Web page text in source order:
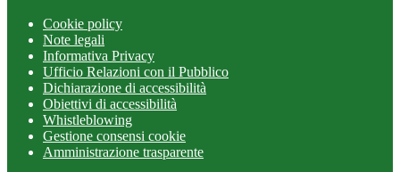
Cookie policy
Note legali
Informativa Privacy
Ufficio Relazioni con il Pubblico
Dichiarazione di accessibilità
Obiettivi di accessibilità
Whistleblowing
Gestione consensi cookie
Amministrazione trasparente